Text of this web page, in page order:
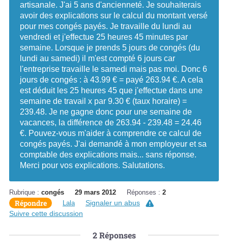
artisanale. J'ai 5 ans d'ancienneté. Je souhaiterais
avoir des explications sur le calcul du montant versé
pour mes congés payés. Je travaille du lundi au
vendredi et j'effectue 25 heures 45 minutes par
semaine. Lorsque je prends 5 jours de congés (du
lundi au samedi) il m'est compté 6 jours car
l'entreprise travaille le samedi mais pas moi. Donc 6
jours de congés : à 43.99 € = payé 263.94 €. A cela
est déduit les 25 heures 45 que j'effectue dans une
semaine de travail x par 9.30 € (taux horaire) =
239.48. Je ne gagne donc pour une semaine de
vacances, la différence de 263.94 - 239.48 = 24.46
€. Pouvez-vous m'aider à comprendre ce calcul de
congés payés. J'ai demandé à mon employeur et sa
comptable des explications mais... sans réponse.
Merci pour vos explications. Salutations.
Rubrique : congés 29 mars 2012 Réponses : 2
Répondre Lala
Signaler un abus
Suivre cette discussion
2Réponses